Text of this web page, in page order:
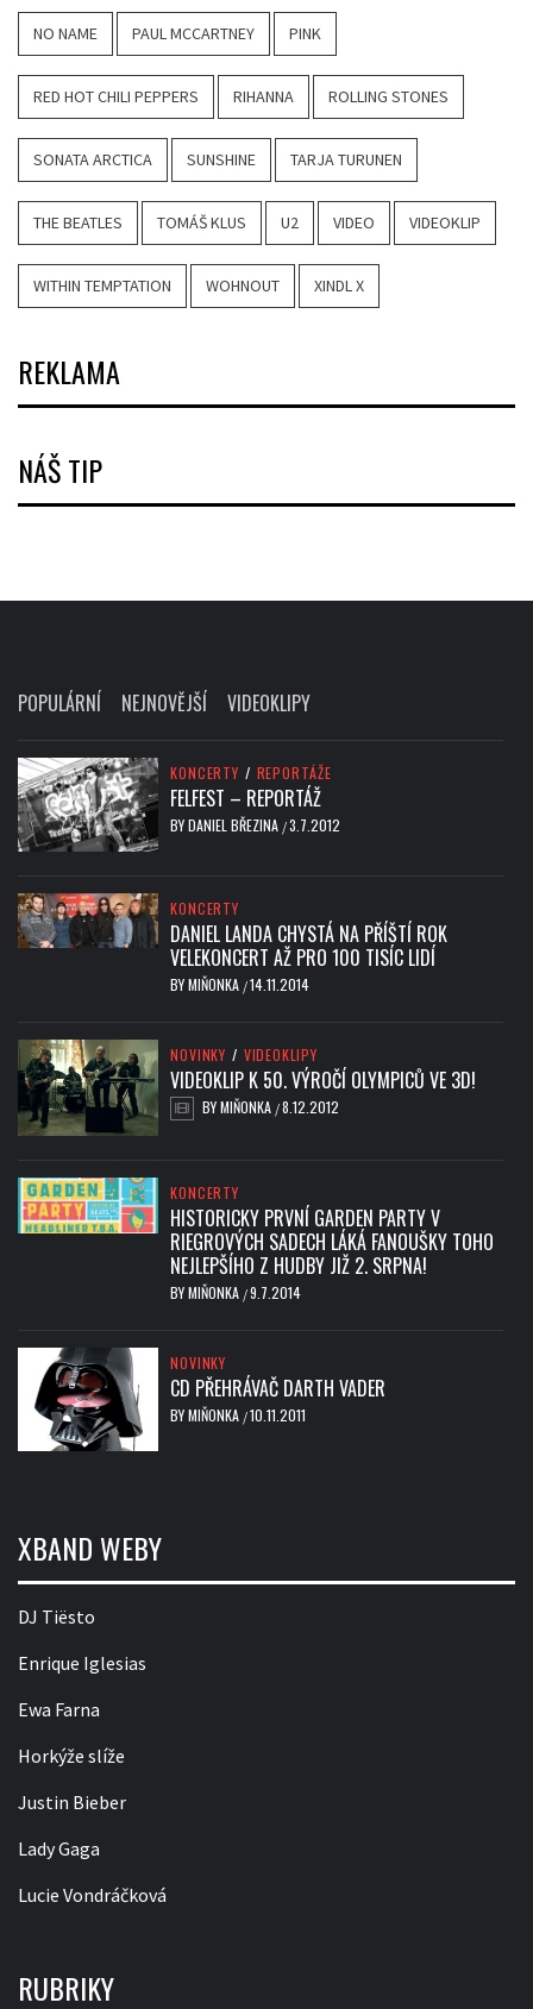
NO NAME PAUL MCCARTNEY PINK
RED HOT CHILI PEPPERS RIHANNA ROLLING STONES
SONATA ARCTICA SUNSHINE TARJA TURUNEN
THE BEATLES TOMÁŠ KLUS U2 VIDEO VIDEOKLIP
WITHIN TEMPTATION WOHNOUT XINDL X
REKLAMA
NÁŠ TIP
POPULÁRNÍ NEJNOVĚJŠÍ VIDEOKLIPY
KONCERTY / REPORTÁŽE
FELFEST – REPORTÁŽ
BYDANIEL BŘEZINA /3.7.2012
KONCERTY
DANIEL LANDA CHYSTÁ NA PŘÍŠTÍ ROK
VELEKONCERT AŽ PRO 100 TISÍC LIDÍ
BYMIŇONKA /14.11.2014
NOVINKY / VIDEOKLIPY
VIDEOKLIP K 50. VÝROČÍ OLYMPICŮ VE 3D!
BYMIŇONKA /8.12.2012
KONCERTY
HISTORICKY PRVNÍ GARDEN PARTY V
RIEGROVÝCH SADECH LÁKÁ FANOUŠKY TOHO
NEJLEPŠÍHO Z HUDBY JIŽ 2. SRPNA!
BYMIŇONKA /9.7.2014
NOVINKY
CD PŘEHRÁVAČ DARTH VADER
BYMIŇONKA /10.11.2011
XBAND WEBY
DJ Tiësto
Enrique Iglesias
Ewa Farna
Horkýže slíže
Justin Bieber
Lady Gaga
Lucie Vondráčková
RUBRIKY